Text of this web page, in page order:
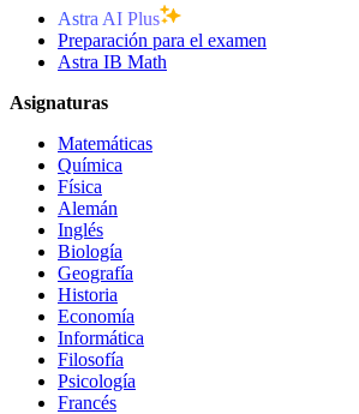
Astra AI Plus
Preparación para el examen
Astra IB Math
Asignaturas
Matemáticas
Química
Física
Alemán
Inglés
Biología
Geografía
Historia
Economía
Informática
Filosofía
Psicología
Francés